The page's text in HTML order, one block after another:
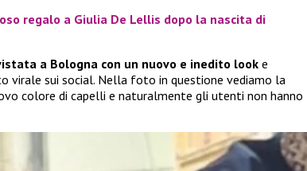
regalo a Giulia De Lellis dopo la nascita di
a Bologna con un nuovo e inedito look e
virale sui social. Nella foto in questione vediamo la
colore di capelli e naturalmente gli utenti non hanno